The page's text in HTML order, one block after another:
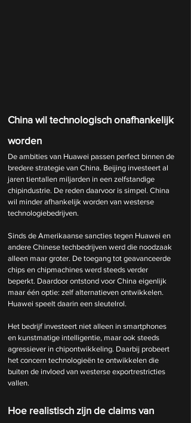
China wil technologisch onafhankelijk
worden
De ambities van Huawei passen perfect binnen de
bredere strategie van China. Beijing investeert al
jaren tientallen miljarden in een zelfstandige
chipindustrie. De reden daarvoor is simpel. China
wil minder afhankelijk worden van westerse
technologiebedrijven.
Sinds de Amerikaanse sancties tegen Huawei en
andere Chinese techbedrijven werd die noodzaak
alleen maar groter. De toegang tot geavanceerde
chips en chipmachines werd steeds verder
beperkt. Daardoor ontstond voor China eigenlijk
maar één optie: zelf alternatieven ontwikkelen.
Huawei speelt daarin een sleutelrol.
Het bedrijf investeert niet alleen in smartphones
en kunstmatige intelligentie, maar ook steeds
agressiever in chipontwikkeling. Daarbij probeert
het concern technologieën te ontwikkelen die
buiten de invloed van westerse exportrestricties
vallen.
Hoe realistisch zijn de claims van